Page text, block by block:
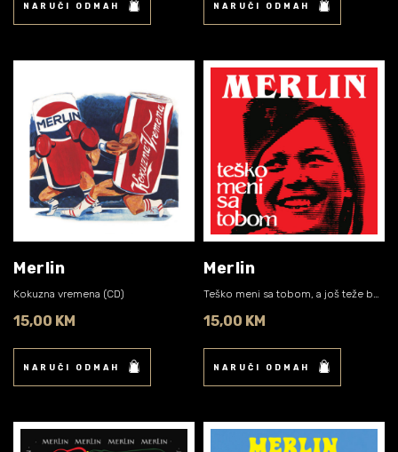
NARUČI ODMAH NARUČI ODMAH
Merlin
Kokuzna vremena (CD)
15,00 KM
NARUČI ODMAH
Merlin
Teško meni sa tobom, a još teže bez tebe (CD)
15,00 KM
NARUČI ODMAH